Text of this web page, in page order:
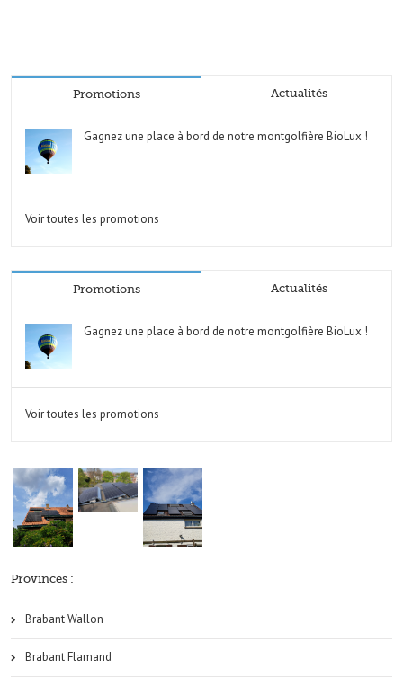
Promotions Actualités
Gagnez une place à bord de notre montgolfière BioLux !
Voir toutes les promotions
Promotions Actualités
Gagnez une place à bord de notre montgolfière BioLux !
Voir toutes les promotions
Provinces :
Brabant Wallon
Brabant Flamand